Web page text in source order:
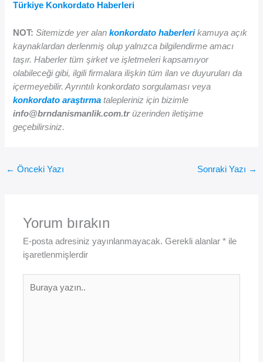
Türkiye Konkordato Haberleri
NOT:Sitemizde yer alankonkordato haberlerikamuya açık
kaynaklardan derlenmiş olup yalnızca bilgilendirme amacı
taşır. Haberler tüm şirket ve işletmeleri kapsamıyor
olabileceği gibi, ilgili firmalara ilişkin tüm ilan ve duyuruları da
içermeyebilir. Ayrıntılı konkordato sorgulaması veya
konkordato araştırma talepleriniz için bizimle
info@brndanismanlik.com.trüzerinden iletişime
geçebilirsiniz.
← Önceki Yazı Sonraki Yazı →
Yorum bırakın
E-posta adresiniz yayınlanmayacak. Gerekli alanlar* ile
işaretlenmişlerdir
yazın..